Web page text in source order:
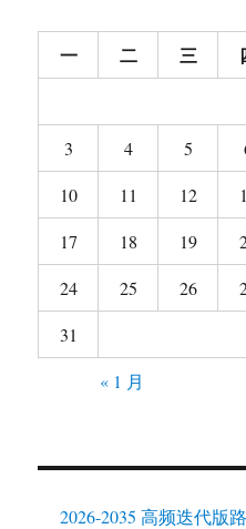
一 二 三
3
4 5
10
11 12
17
18 19
24
25 26
31
« 1 月
2026-2035 高频迭代版